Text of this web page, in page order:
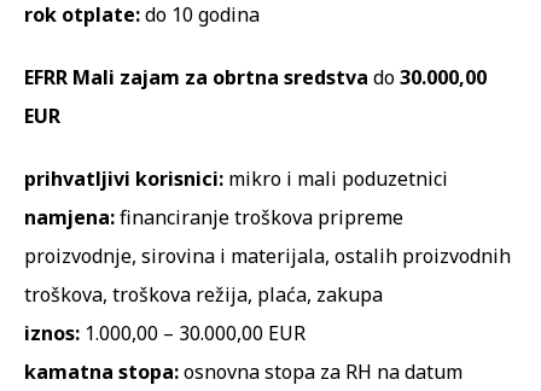
rok otplate:do 10 godina
EFRR Mali zajam za obrtna sredstva do30.000,00
EUR
prihvatljivi korisnici: mikro i mali poduzetnici
namjena:financiranje troškova pripreme
proizvodnje, sirovina i materijala, ostalih proizvodnih
troškova, troškova režija, plaća, zakupa
iznos: 1.000,00 – 30.000,00 EUR
kamatna stopa:osnovna stopa za RH na datum